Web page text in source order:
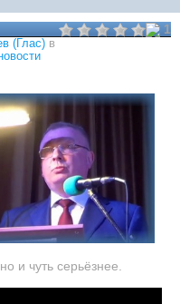
1
(Глас) в
и чуть серьёзнее.